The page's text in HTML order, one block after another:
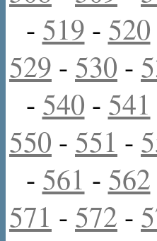
- 519 - 520
529 - 530 -
- 540 - 541
550 - 551 -
- 561 - 562
571 - 572 -